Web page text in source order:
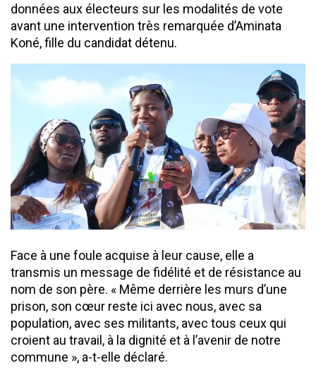
données aux électeurs sur les modalités de vote
avant une intervention très remarquée d’Aminata
Koné, fille du candidat détenu.
Face à une foule acquise à leur cause, elle a
transmis un message de fidélité et de résistance au
nom de son père. « Même derrière les murs d’une
prison, son cœur reste ici avec nous, avec sa
population, avec ses militants, avec tous ceux qui
croient au travail, à la dignité et à l’avenir de notre
commune », a-t-elle déclaré.